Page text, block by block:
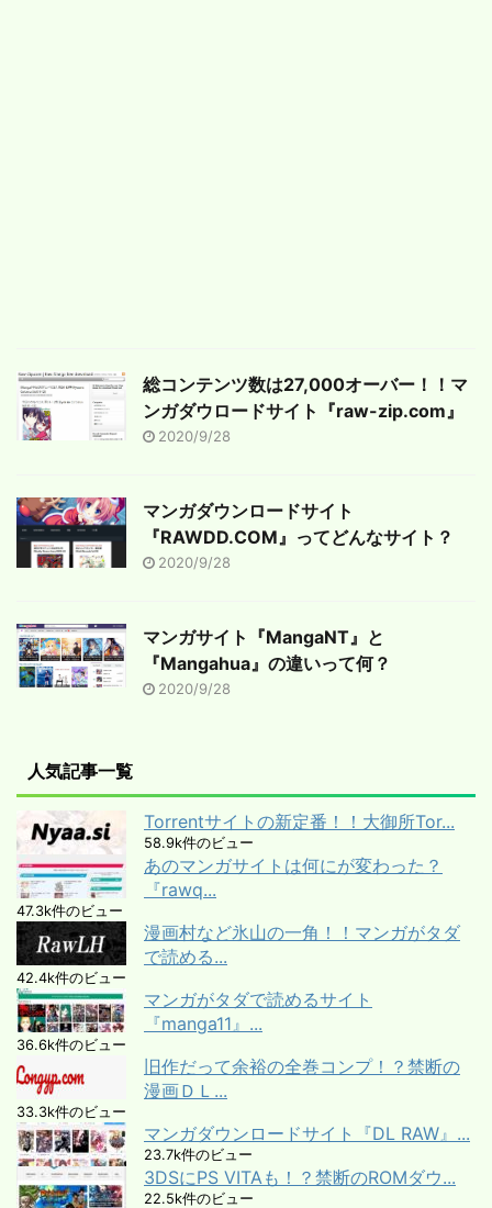
総コンテンツ数は27,000オーバー！！マ
ンガダウロードサイト『raw-zip.com』
2020/9/28
マンガダウンロードサイト
『RAWDD.COM』ってどんなサイト？
2020/9/28
マンガサイト『MangaNT』と
『Mangahua』の違いって何？
2020/9/28
人気記事一覧
Torrentサイトの新定番！！大御所Tor...
58.9k件のビュー
あのマンガサイトは何にが変わった？
『rawq...
47.3k件のビュー
漫画村など氷山の一角！！マンガがタダ
で読める...
42.4k件のビュー
マンガがタダで読めるサイト
『manga11』...
36.6k件のビュー
旧作だって余裕の全巻コンプ！？禁断の
漫画ＤＬ...
33.3k件のビュー
マンガダウンロードサイト『DL RAW』...
23.7k件のビュー
3DSにPS VITAも！？禁断のROMダウ...
22.5k件のビュー